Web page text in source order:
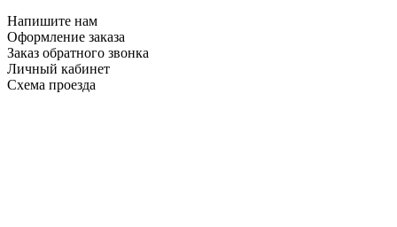
Напишите нам
Оформление заказа
Заказ обратного звонка
Личный кабинет
Схема проезда